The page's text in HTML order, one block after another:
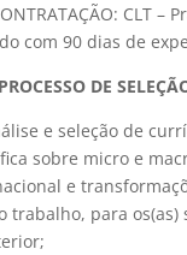
CLT –
com 90 dias de
DE
e seleção de
sobre micro e
e
trabalho, para os(as)